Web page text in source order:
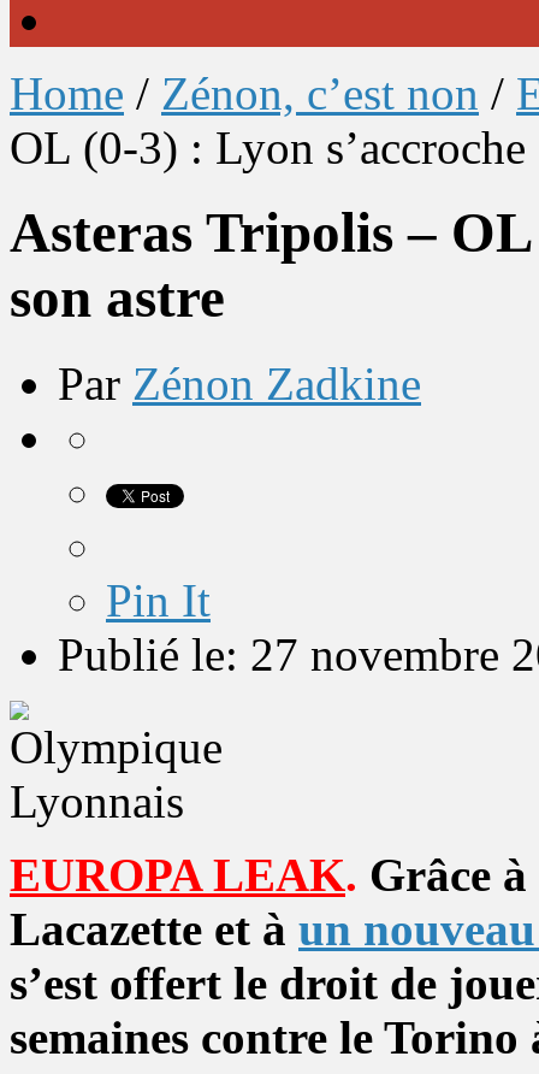
Home / Zénon, c’est non /
OL (0-3) : Lyon s’accroche
Asteras Tripolis – OL
son astre
Par Zénon Zadkine
Pin It
Publié le: 27 novembre
EUROPA LEAK. Grâce
Lacazette et à un
s’est offert le droit de
semaines contre le